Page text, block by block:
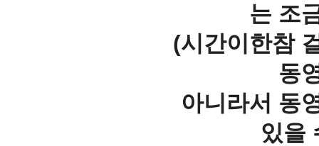
는 조
(시간이한참
동
아니라서 동
있을